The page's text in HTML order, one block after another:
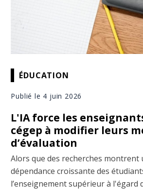
ÉDUCATION
Publié le 4 juin 2026
L'IA force les
cégep à modifier leurs
d’évaluation
Alors que des recherches montrent
dépendance croissante des
l’enseignement supérieur à l'égard